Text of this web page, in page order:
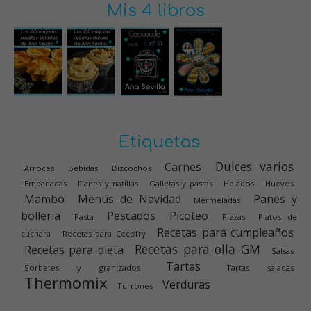
Mis 4 libros
Etiquetas
Arroces Bebidas Bizcochos Carnes Dulces varios
Empanadas Flanes y natillas Galletas y pastas Helados Huevos
Mambo Menús de Navidad Mermeladas
Panes y
bolleria
Pasta Pescados Picoteo Pizzas
Platos de
cuchara
Recetas para Cecofry
Recetas para cumpleaños
Recetas para dieta
Recetas para olla GM
Salsas
Sorbetes y granizados
Tartas Tartas saladas
Thermomix Turrones Verduras